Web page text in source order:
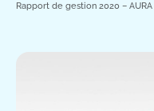
Rapport de gestion 2020 – AURA